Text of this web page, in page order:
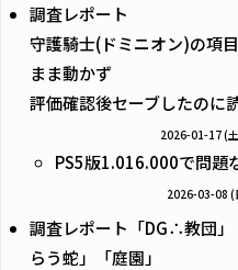
調査レポート
守護騎士(ドミニオン)の項
まま動かず
評価確認後セーブしたのに
2026-01-17 (
PS5版1.016.000で問題
2026-03-08
調査レポート「DG∴教団
らう蛇」「庭園」